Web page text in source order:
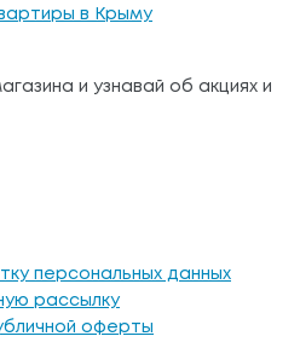
в Крыму
и узнавай об акциях и
персональных данных
рассылку
оферты